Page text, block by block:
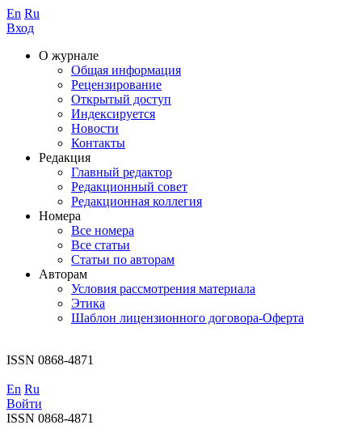
En Ru
Вход
О журнале
Общая информация
Рецензирование
Открытый доступ
Индексируется
Новости
Контакты
Редакция
Главный редактор
Редакционный совет
Редакционная коллегия
Номера
Все номера
Все статьи
Статьи по авторам
Авторам
Условия рассмотрения материала
Этика
Шаблон лицензионного договора-Оферта
ISSN 0868-4871
En Ru
Войти
ISSN 0868-4871